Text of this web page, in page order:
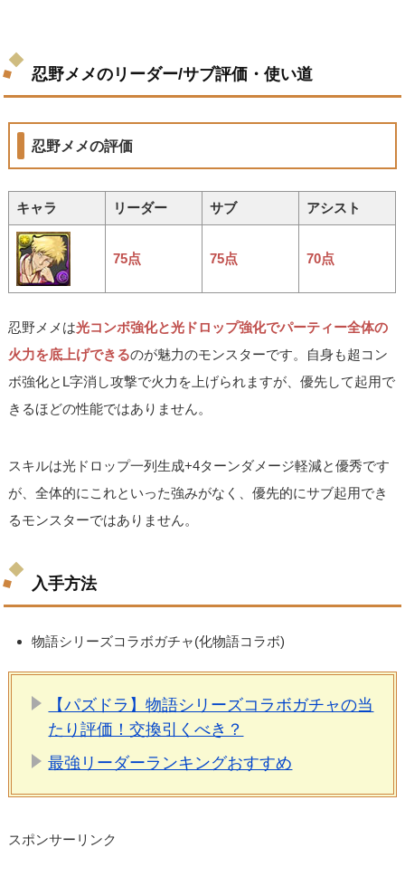
忍野メメのリーダー/サブ評価・使い道
忍野メメの評価
キャラ リーダー サブ アシスト
75点 75点 70点
忍野メメは光コンボ強化と光ドロップ強化でパーティー全体の
火力を底上げできるのが魅力のモンスターです。自身も超コン
ボ強化とL字消し攻撃で火力を上げられますが、優先して起用で
きるほどの性能ではありません。
スキルは光ドロップ一列生成+4ターンダメージ軽減と優秀です
が、全体的にこれといった強みがなく、優先的にサブ起用でき
るモンスターではありません。
入手方法
物語シリーズコラボガチャ(化物語コラボ)
【パズドラ】物語シリーズコラボガチャの当
たり評価！交換引くべき？
最強リーダーランキングおすすめ
スポンサーリンク